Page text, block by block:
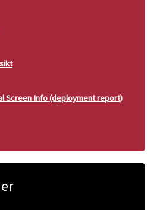
Screen Info (deployment report)